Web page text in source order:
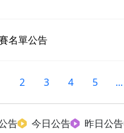
名單公告
2 3 4 5 ...
告 今日公告 昨日公告